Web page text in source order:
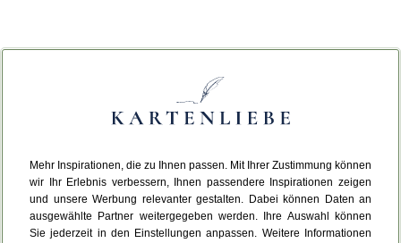
Mehr Inspirationen, die zu Ihnen passen. Mit Ihrer Zustimmung können
wir Ihr Erlebnis verbessern, Ihnen passendere Inspirationen zeigen
und unsere Werbung relevanter gestalten. Dabei können Daten an
ausgewählte Partner weitergegeben werden. Ihre Auswahl können
Sie jederzeit in den Einstellungen anpassen. Weitere Informationen